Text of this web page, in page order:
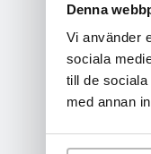
Denna
Vi använder
sociala
till de
med annan